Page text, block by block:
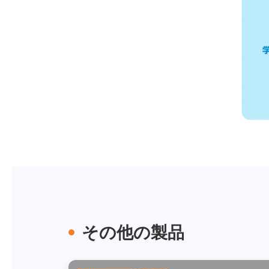
その他の製品